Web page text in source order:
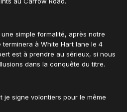
simple formalité, après notre
à White Hart lane le 4
est à prendre au sérieux, si nous
dans la conquête du titre.
je signe volontiers pour le même